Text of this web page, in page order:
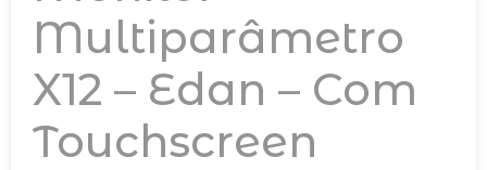
Multiparâmetro
X12 – Edan – Com
Touchscreen